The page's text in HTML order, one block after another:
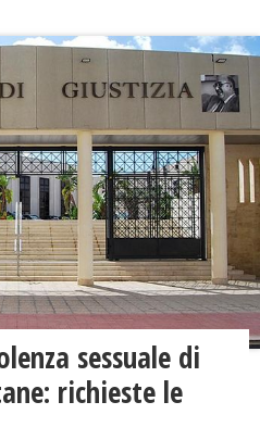
sessuale di
richieste le